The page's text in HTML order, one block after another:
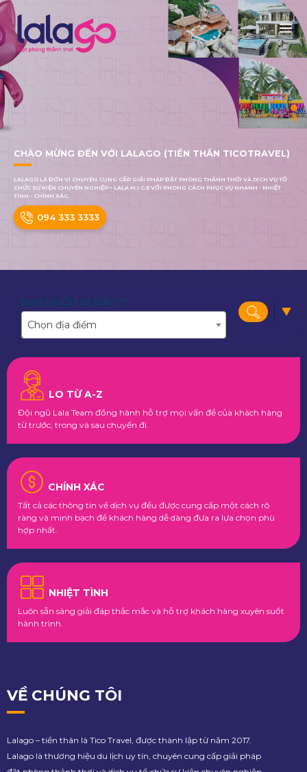
CHÀO MỪNG ĐẾN VỚI LALAGO (TIỀN THÂN TICOTRAVEL)
LALAGO LÀ ĐƠN VỊ CHUYÊN CUNG CẤP GIẢI PHÁP ĐẶT PHÒNG THẢNH THƠI VÀ DỊCH VỤ TỔ
CHỨC SỰ KIỆN CHUYÊN NGHIỆP – LALA M.I.C.E VỚI PHONG CÁCH PHỤC VỤ NHANH - NHIỆT
TÌNH - CHÍNH XÁC.
094 333 3333
BẠN MUỐN ĐI ĐÂU??
Chọn địa điểm
LO TỪ A-Z
Đội ngũ Lala Team đồng hành hỗ trợ mọi vấn đề của khách hàng
từ trước, trong và sau chuyến đi.
CHÍNH XÁC
Tất cả các thông tin về dịch vụ đều được cung cấp một cách rõ
ràng và minh bạch để khách hàng dễ dàng đưa ra lựa chọn phù
hợp nhất.
NHIỆT TÌNH
Luôn sẵn sàng giải đáp thắc mắc và hỗ trợ khách hàng xuyên suốt
hành trình.
VỀ CHÚNG TÔI
Lalago – tiền thân là Tico Travel, được thành lập từ năm 2017.
Lalago là thương hiệu du lịch uy tín, chuyên cung cấp giải pháp